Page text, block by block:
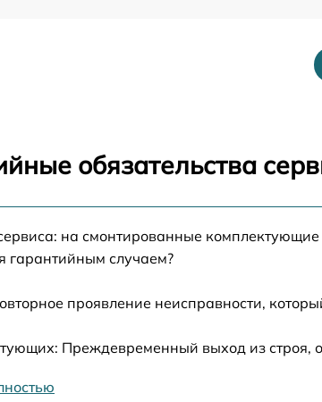
Optoma ZH403
Optoma ZH403
Optoma ZH403
обязательства
на смонтированные
гарантийным случаем?
проявление неисправности,
Преждевременный выход из строя,